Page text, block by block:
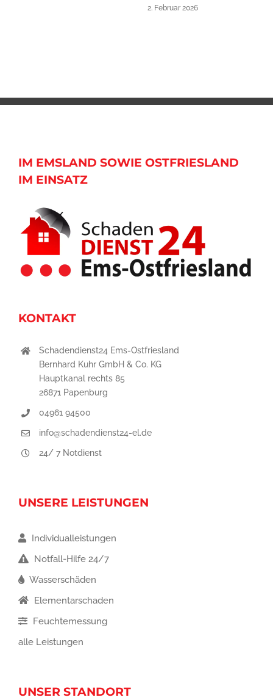
2. Februar 2026
IM EMSLAND SOWIE OSTFRIESLAND
IM EINSATZ
KONTAKT
Schadendienst24 Ems-Ostfriesland
Bernhard Kuhr GmbH & Co. KG
Hauptkanal rechts 85
26871 Papenburg
04961 94500
info@schadendienst24-el.de
24/ 7 Notdienst
UNSERE LEISTUNGEN
Individualleistungen
Notfall-Hilfe 24/7
Wasserschäden
Elementarschaden
Feuchtemessung
alle Leistungen
UNSER STANDORT